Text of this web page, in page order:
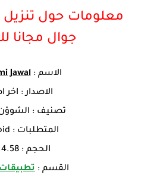
معلومات حول تنزيل
جوال مجانا
الاسم :Jawal
الاصدار : اخر
تصنيف : الشوؤن
المتطلبات : Android
الحجم : 4.58 MB
القسم :